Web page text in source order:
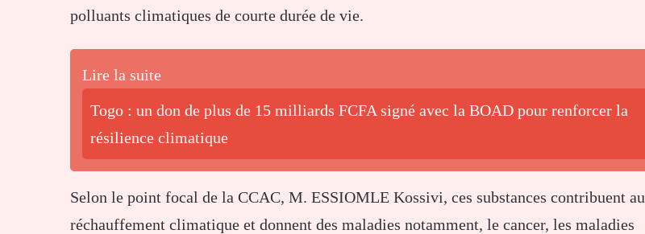
polluants climatiques de courte durée de vie.
Lire la suite
Togo : un don de plus de 15 milliards FCFA signé avec la BOAD pour renforcer la
résilience climatique
Selon le point focal de la CCAC, M. ESSIOMLE Kossivi, ces substances contribuent au
réchauffement climatique et donnent des maladies notamment, le cancer, les maladies